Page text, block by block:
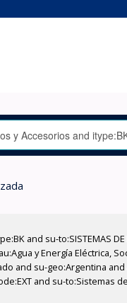
and su-to:SISTEMAS
y Energía Eléctrica,
and su-geo:Argentina
and su-to:Sistemas